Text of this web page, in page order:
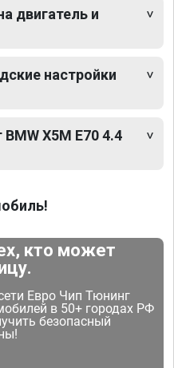
двигатель и
настройки
X5M E70 4.4
кто может
Евро Чип Тюнинг
в 50+ городах РФ
безопасный